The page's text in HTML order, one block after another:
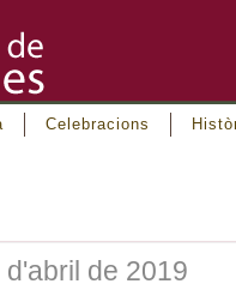
Celebracions
de 2019